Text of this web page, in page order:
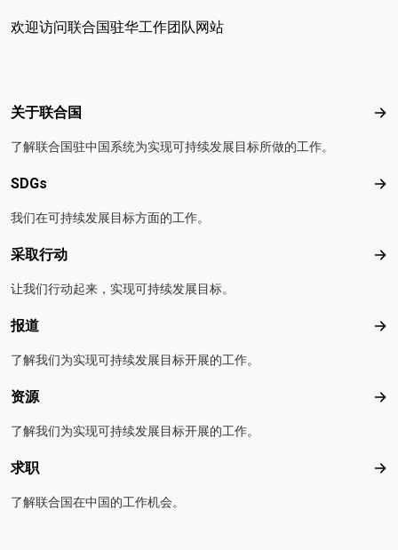
欢迎访问联合国驻华工作团队网站
Footer menu
关于联合国 关
了解联合国驻中国系统为实现可持续发展目标所做的工作。
SDGs
我们在可持续发展目标方面的工作。
采取行动 采
让我们行动起来，实现可持续发展目标。
报道 报
了解我们为实现可持续发展目标开展的工作。
资源 资
了解我们为实现可持续发展目标开展的工作。
求职 求
了解联合国在中国的工作机会。